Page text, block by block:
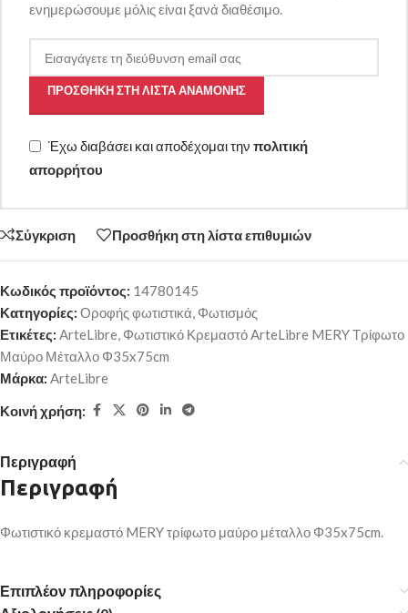
ενημερώσουμε μόλις είναι ξανά διαθέσιμο.
ΠΡΟΣΘΉΚΗ ΣΤΗ ΛΊΣΤΑ ΑΝΑΜΟΝΉΣ
Έχω διαβάσει και αποδέχομαι την πολιτική
απορρήτου
Σύγκριση Προσθήκη στη λίστα επιθυμιών
Κωδικός προϊόντος: 14780145
Κατηγορίες: Οροφής φωτιστικά, Φωτισμός
Ετικέτες: ArteLibre, Φωτιστικό Κρεμαστό ArteLibre MERY Τρίφωτο
Μαύρο Μέταλλο Φ35x75cm
Μάρκα: ArteLibre
Κοινή χρήση:
Περιγραφή
Περιγραφή
Φωτιστικό κρεμαστό MERY τρίφωτο μαύρο μέταλλο Φ35x75cm.
Επιπλέον πληροφορίες